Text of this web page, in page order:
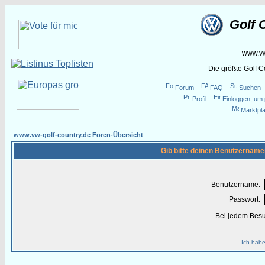
Golf
Die größte Golf
Forum FAQ
Suchen
Profil
Einloggen,
www.vw-golf-country.de Foren-Übersicht
Gib bitte deinen
Benutzername:
Passwort:
Bei jedem
Ich